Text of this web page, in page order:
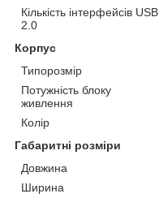
Кількість інтерфейсів USB
2.0
Корпус
Типорозмір
Потужність блоку
живлення
Колір
Габаритні розміри
Довжина
Ширина